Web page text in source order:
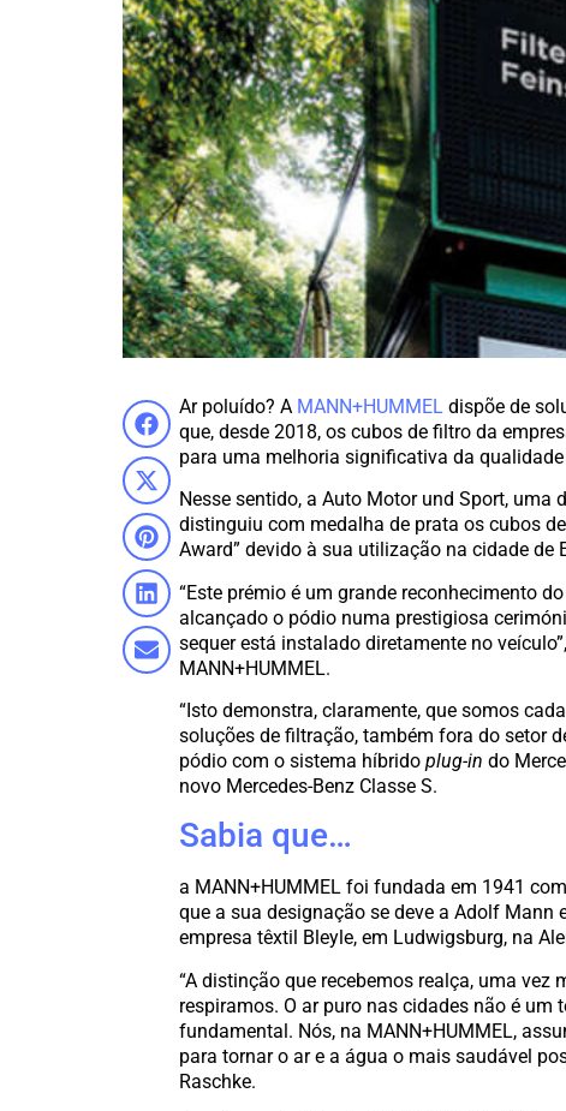
Ar poluído? A MANN+HUMMEL dispõe de
que, desde 2018, os cubos de filtro da
para uma melhoria significativa da
Nesse sentido, a Auto Motor und Sport,
distinguiu com medalha de prata os cubos
Award” devido à sua utilização na cidade de
“Este prémio é um grande reconhecimento
alcançado o pódio numa prestigiosa
sequer está instalado diretamente no
MANN+HUMMEL.
“Isto demonstra, claramente, que somos
soluções de filtração, também fora do setor
pódio com o sistema híbridoplug-in do
novo Mercedes-Benz Classe S.
Sabia que…
a MANN+HUMMEL foi fundada em 1941
que a sua designação se deve a Adolf Mann
empresa têxtil Bleyle, em Ludwigsburg, na
“A distinção que recebemos realça, uma
respiramos. O ar puro nas cidades não é
fundamental. Nós, na MANN+HUMMEL,
para tornar o ar e a água o mais saudável
Raschke.